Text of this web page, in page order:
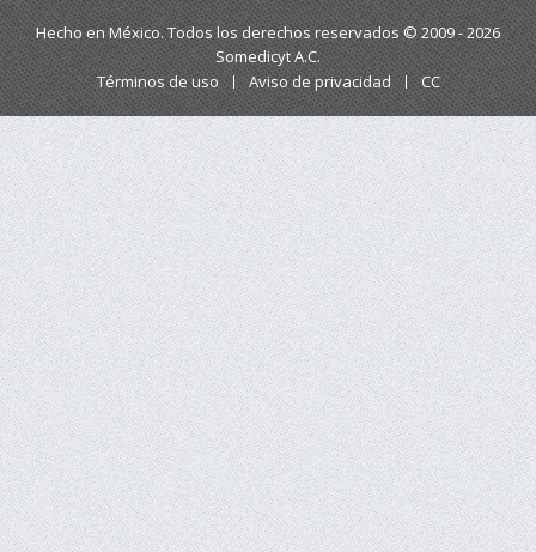
Hecho en México. Todos los derechos reservados © 2009 - 2026
Somedicyt A.C.
Términos de uso
Aviso de privacidad CC